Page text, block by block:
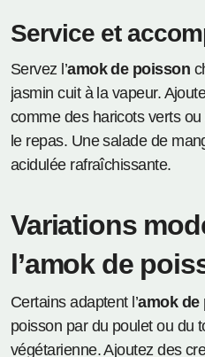
Service et
Servez l’amok de poisson
jasmin cuit à la vapeur.
comme des haricots verts
le repas. Une salade de
acidulée rafraîchissante.
Variations
l’amok de
Certains adaptent l’amok de
poisson par du poulet ou du
végétarienne. Ajoutez des